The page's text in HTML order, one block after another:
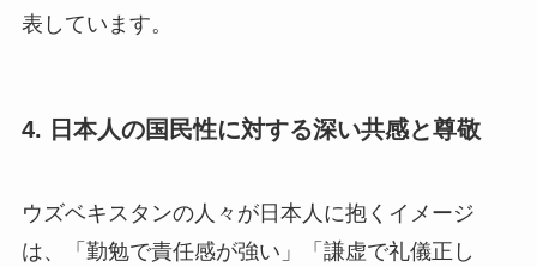
表しています。
4. 日本人の国民性に対する深い共感と尊敬
ウズベキスタンの人々が日本人に抱くイメージ
は、「勤勉で責任感が強い」「謙虚で礼儀正し